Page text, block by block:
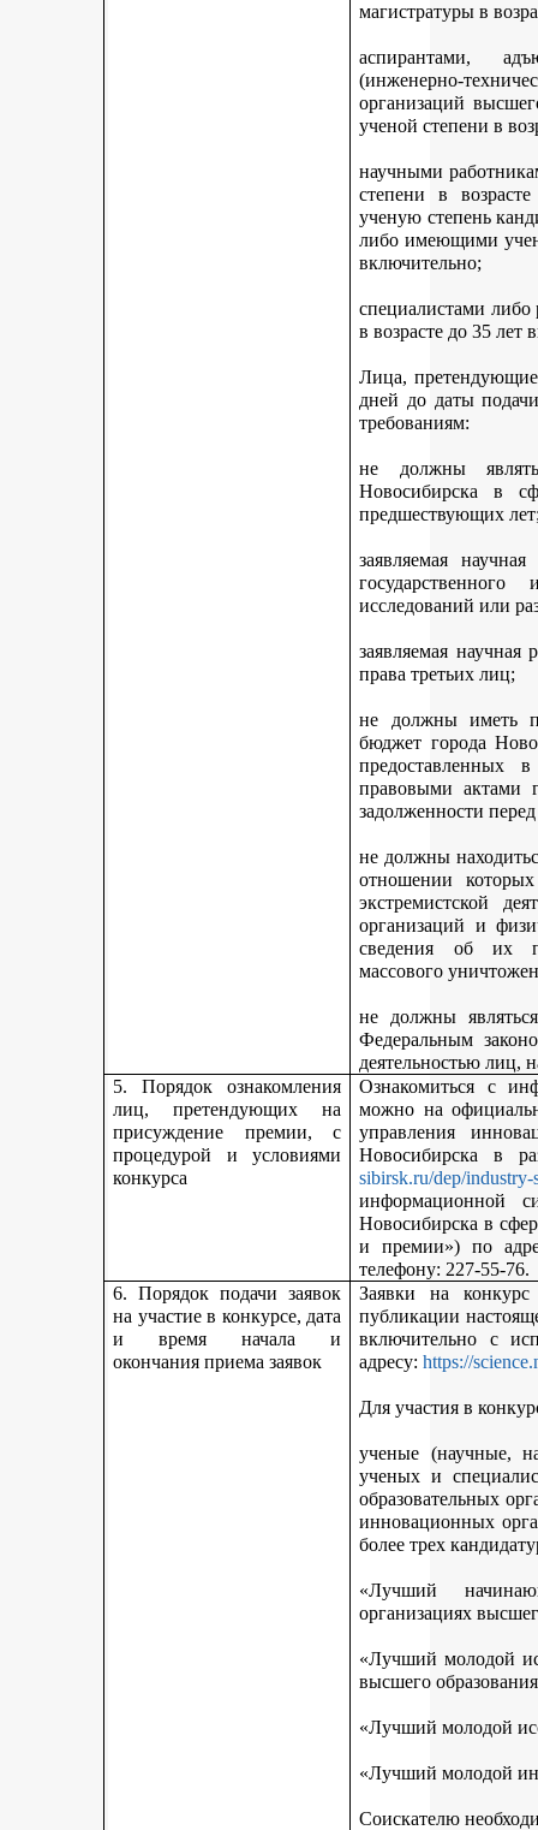
магистратуры в
аспирантами,
(инженерно-
организаций
ученой степени в
научными
степени в
ученую степень
либо имеющими
включительно;
специалистами
в возрасте до 35 лет
Лица,
дней до даты
требованиям:
не должны
Новосибирска в
предшествующих
заявляемая
исследований или
заявляемая
права третьих лиц;
не должны иметь
бюджет города
предоставленных
правовыми актами
задолженности
не должны
отношении
экстремистской
организаций и
сведения об их
массового
не должны
Федеральным
деятельностью лиц,
5. Порядок ознакомления
лиц, претендующих на
присуждение премии, с
процедурой и условиями
конкурса
Ознакомиться с
можно на
управления
Новосибирска в
sibirsk.ru/dep/industry-
информационной
Новосибирска в
и премии») по
телефону: 227-55-76.
6. Порядок подачи заявок
на участие в конкурсе, дата
и время начала и
окончания приема заявок
Заявки на
публикации
включительно с
адресу:https://
Для участия в
ученые (научные,
ученых и
образовательных
инновационных
более трех
«Лучший
организациях
«Лучший молодой
высшего
«Лучший молодой
«Лучший молодой
Соискателю